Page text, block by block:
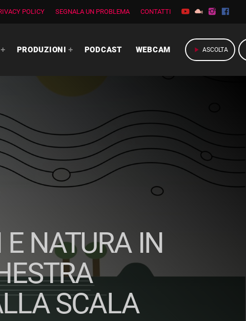
POLICY SEGNALA UN PROBLEMA CONTATTI
PRODUZIONI PODCAST WEBCAM play_arrow ASCOLTA
E NATURA IN
SCALA